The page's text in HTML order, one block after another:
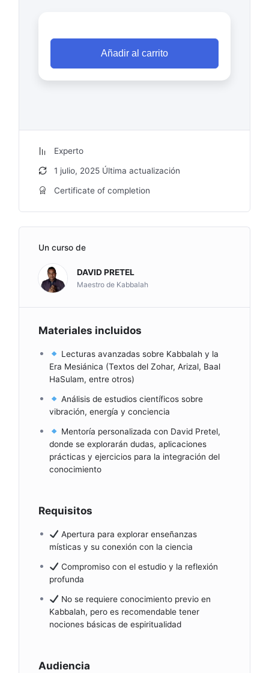
Añadir al carrito
Experto
1 julio, 2025 Última actualización
Certificate of completion
Un curso de
DAVID PRETEL
Maestro de Kabbalah
Materiales incluidos
Lecturas avanzadas sobre Kabbalah y la
Era Mesiánica (Textos del Zohar, Arizal, Baal
HaSulam, entre otros)
Análisis de estudios científicos sobre
vibración, energía y conciencia
Mentoría personalizada con David Pretel,
donde se explorarán dudas, aplicaciones
prácticas y ejercicios para la integración del
conocimiento
Requisitos
Apertura para explorar enseñanzas
místicas y su conexión con la ciencia
Compromiso con el estudio y la reflexión
profunda
No se requiere conocimiento previo en
Kabbalah, pero es recomendable tener
nociones básicas de espiritualidad
Audiencia